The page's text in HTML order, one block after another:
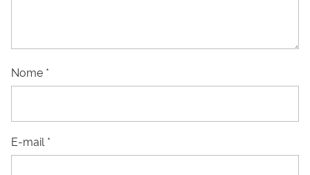
Nome *
E-mail *